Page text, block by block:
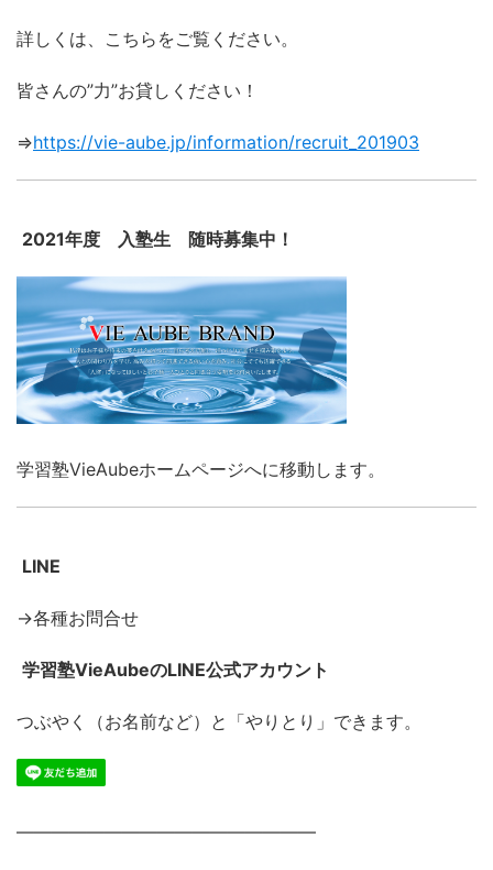
詳しくは、こちらをご覧ください。
皆さんの”力”お貸しください！
⇒https://vie-aube.jp/information/recruit_201903
2021年度 入塾生 随時募集中！
学習塾VieAubeホームページへに移動します。
LINE
→各種お問合せ
学習塾VieAubeのLINE公式アカウント
つぶやく（お名前など）と「やりとり」できます。
―――――――――――――――――